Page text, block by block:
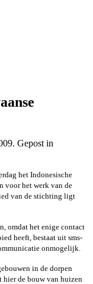
. Gepost in
het Indonesische
voor het werk van de
van de stichting ligt
omdat het enige contact
heeft, bestaat uit sms-
onmogelijk.
in de dorpen
de bouw van huizen